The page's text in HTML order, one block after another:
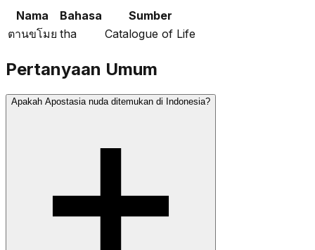
Nama Bahasa
Sumber
ตานขโมย tha Catalogue of Life
Pertanyaan Umum
Apakah Apostasia nuda ditemukan di Indonesia?